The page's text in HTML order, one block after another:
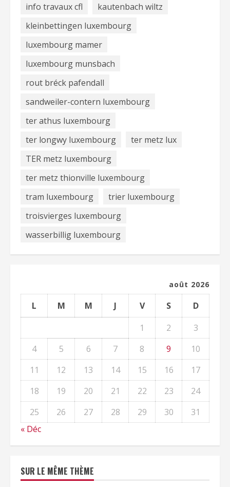
info travaux cfl
kautenbach wiltz
kleinbettingen luxembourg
luxembourg mamer
luxembourg munsbach
rout bréck pafendall
sandweiler-contern luxembourg
ter athus luxembourg
ter longwy luxembourg
ter metz lux
TER metz luxembourg
ter metz thionville luxembourg
tram luxembourg
trier luxembourg
troisvierges luxembourg
wasserbillig luxembourg
août 2026
L M M J V S
D
1
2
3
4
5 6 7 8 9
10
11
12 13 14 15 16
17
18
19 20 21 22 23
24
25
26 27 28 29 30
31
« Déc
SUR LE MÊME THÈME